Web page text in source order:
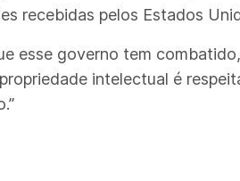
recebidas pelos Estados
esse governo tem
intelectual é